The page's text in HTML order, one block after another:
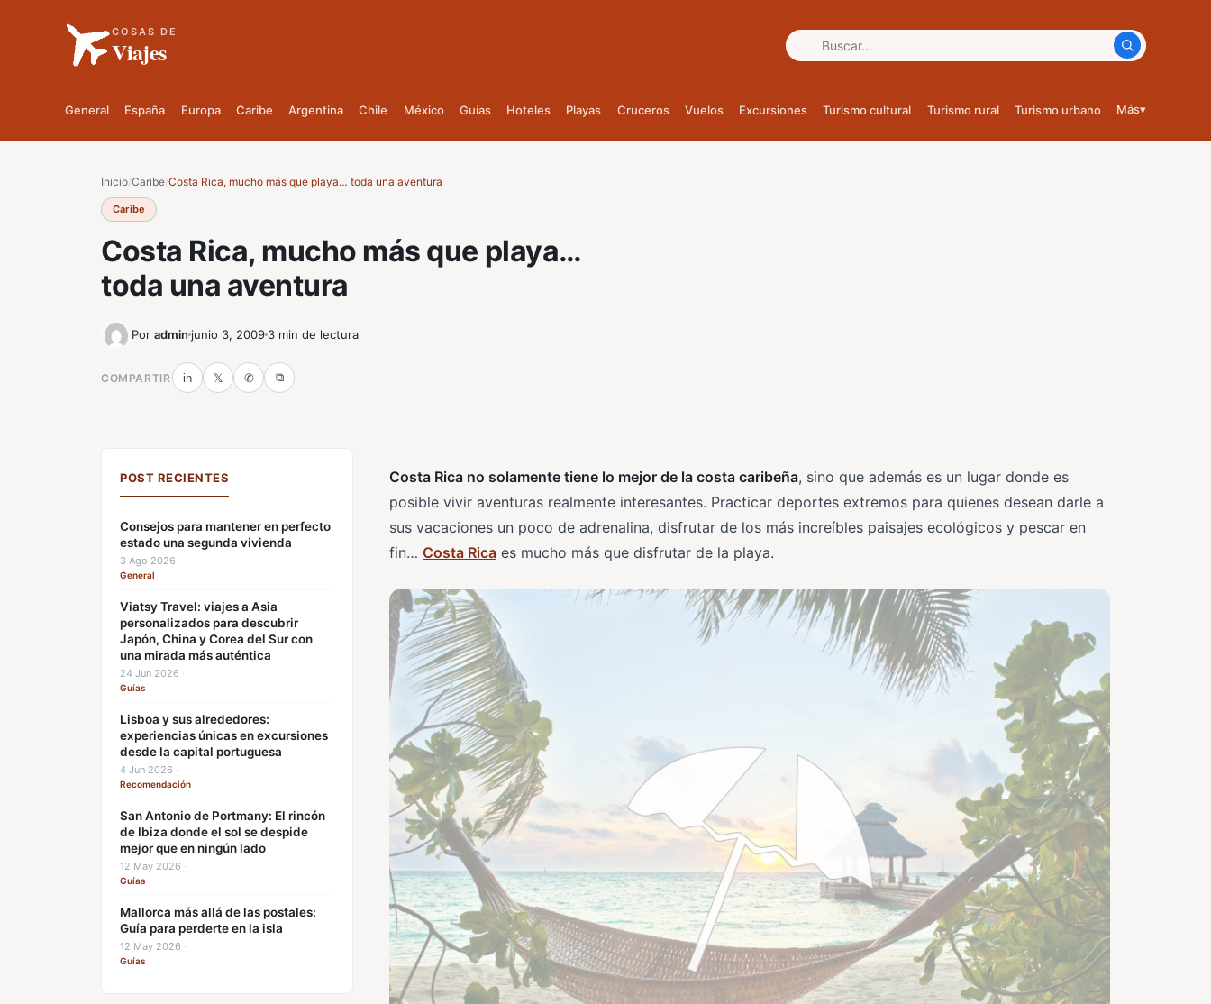
COSAS DE
Viajes Buscar:
General España Europa Caribe Argentina Chile México Guías Hoteles Playas Cruceros Vuelos Excursiones Turismo cultural Turismo rural Turismo urbano Más▾
Inicio/Caribe/Costa Rica, mucho más que playa… toda una aventura
Caribe
Costa Rica, mucho más que playa…
toda una aventura
Por admin junio 3, 2009 3 min de lectura
COMPARTIR in 𝕏 ✆ ⧉
POST RECIENTES
Consejos para mantener en perfecto
estado una segunda vivienda
3 Ago 2026 ·
General
Viatsy Travel: viajes a Asia
personalizados para descubrir
Japón, China y Corea del Sur con
una mirada más auténtica
24 Jun 2026 ·
Guías
Lisboa y sus alrededores:
experiencias únicas en excursiones
desde la capital portuguesa
4 Jun 2026 ·
Recomendación
San Antonio de Portmany: El rincón
de Ibiza donde el sol se despide
mejor que en ningún lado
12 May 2026 ·
Guías
Mallorca más allá de las postales:
Guía para perderte en la isla
12 May 2026 ·
Guías
Costa Rica no solamente tiene lo mejor de la costa caribeña, sino que además es un lugar donde es
posible vivir aventuras realmente interesantes. Practicar deportes extremos para quienes desean darle a
sus vacaciones un poco de adrenalina, disfrutar de los más increíbles paisajes ecológicos y pescar en
fin… Costa Rica es mucho más que disfrutar de la playa.